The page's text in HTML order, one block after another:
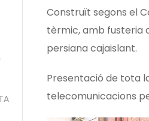
Construït segons el
tèrmic, amb fusteria
persiana cajaislant.
Presentació de tota
telecomunicacions